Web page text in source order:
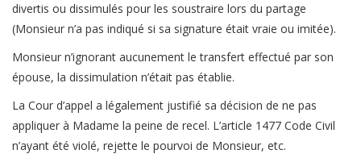
divertis ou dissimulés pour les soustraire lors du partage
(Monsieur n’a pas indiqué si sa signature était vraie ou imitée).
Monsieur n’ignorant aucunement le transfert effectué par son
épouse, la dissimulation n’était pas établie.
La Cour d’appel a légalement justifié sa décision de ne pas
appliquer à Madame la peine de recel. L’article 1477 Code Civil
n’ayant été violé, rejette le pourvoi de Monsieur, etc.